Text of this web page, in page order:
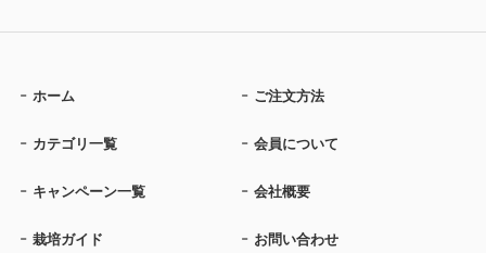
ホーム ご注文方法
カテゴリ一覧 会員について
キャンペーン一覧 会社概要
栽培ガイド お問い合わせ